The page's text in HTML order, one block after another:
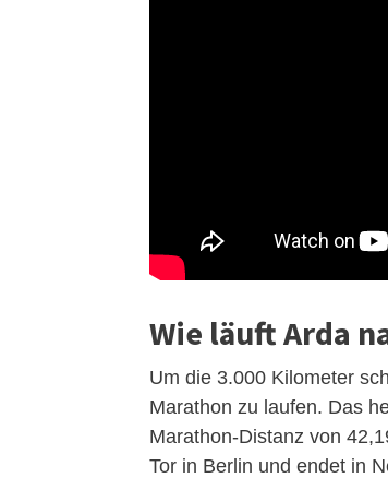
Wie läuft Arda
Um die 3.000 Kilometer
Marathon zu laufen. Das
Marathon-Distanz von
Tor in Berlin und endet in